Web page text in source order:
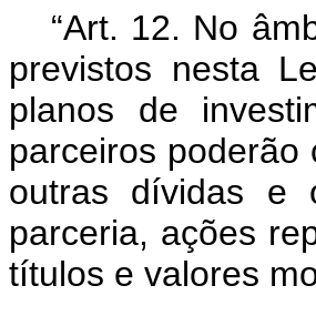
“Art. 12. No
previstos nesta
planos de
parceiros poderão
outras dívidas e
parceria, ações
títulos e valores